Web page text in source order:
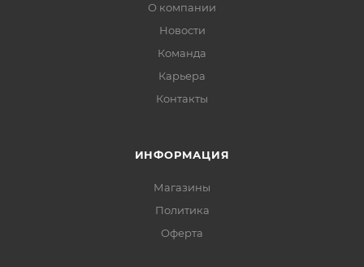
О компании
Новости
Команда
Карьера
Контакты
ИНФОРМАЦИЯ
Магазины
Политика
Офертa